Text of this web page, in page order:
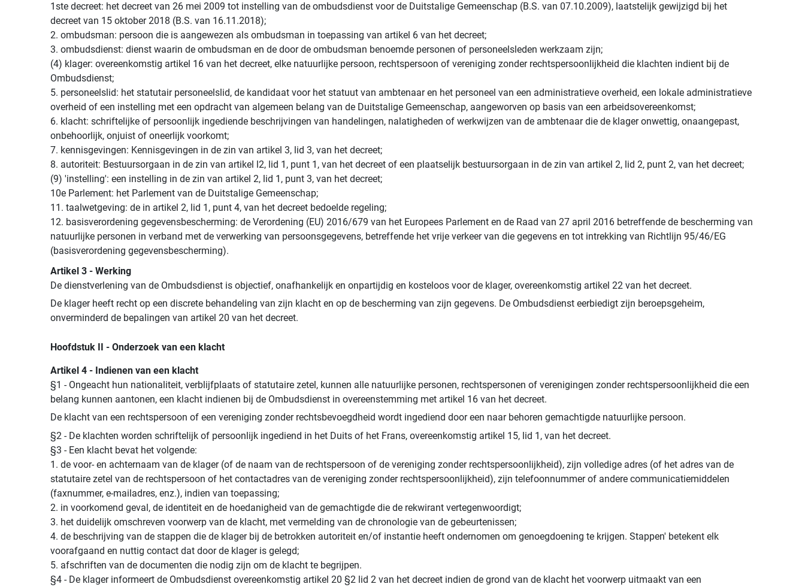
1ste decreet: het decreet van 26 mei 2009 tot instelling van de ombudsdienst voor de Duitstalige Gemeenschap (B.S. van 07.10.2009), laatstelijk gewijzigd bij het
decreet van 15 oktober 2018 (B.S. van 16.11.2018);
2. ombudsman: persoon die is aangewezen als ombudsman in toepassing van artikel 6 van het decreet;
3. ombudsdienst: dienst waarin de ombudsman en de door de ombudsman benoemde personen of personeelsleden werkzaam zijn;
(4) klager: overeenkomstig artikel 16 van het decreet, elke natuurlijke persoon, rechtspersoon of vereniging zonder rechtspersoonlijkheid die klachten indient bij de
Ombudsdienst;
5. personeelslid: het statutair personeelslid, de kandidaat voor het statuut van ambtenaar en het personeel van een administratieve overheid, een lokale administratieve
overheid of een instelling met een opdracht van algemeen belang van de Duitstalige Gemeenschap, aangeworven op basis van een arbeidsovereenkomst;
6. klacht: schriftelijke of persoonlijk ingediende beschrijvingen van handelingen, nalatigheden of werkwijzen van de ambtenaar die de klager onwettig, onaangepast,
onbehoorlijk, onjuist of oneerlijk voorkomt;
7. kennisgevingen: Kennisgevingen in de zin van artikel 3, lid 3, van het decreet;
8. autoriteit: Bestuursorgaan in de zin van artikel l2, lid 1, punt 1, van het decreet of een plaatselijk bestuursorgaan in de zin van artikel 2, lid 2, punt 2, van het decreet;
(9) 'instelling': een instelling in de zin van artikel 2, lid 1, punt 3, van het decreet;
10e Parlement: het Parlement van de Duitstalige Gemeenschap;
11. taalwetgeving: de in artikel 2, lid 1, punt 4, van het decreet bedoelde regeling;
12. basisverordening gegevensbescherming: de Verordening (EU) 2016/679 van het Europees Parlement en de Raad van 27 april 2016 betreffende de bescherming van
natuurlijke personen in verband met de verwerking van persoonsgegevens, betreffende het vrije verkeer van die gegevens en tot intrekking van Richtlijn 95/46/EG
(basisverordening gegevensbescherming).
Artikel 3 - Werking
De dienstverlening van de Ombudsdienst is objectief, onafhankelijk en onpartijdig en kosteloos voor de klager, overeenkomstig artikel 22 van het decreet.
De klager heeft recht op een discrete behandeling van zijn klacht en op de bescherming van zijn gegevens. De Ombudsdienst eerbiedigt zijn beroepsgeheim,
onverminderd de bepalingen van artikel 20 van het decreet.
Hoofdstuk II - Onderzoek van een klacht
Artikel 4 - Indienen van een klacht
§1 - Ongeacht hun nationaliteit, verblijfplaats of statutaire zetel, kunnen alle natuurlijke personen, rechtspersonen of verenigingen zonder rechtspersoonlijkheid die een
belang kunnen aantonen, een klacht indienen bij de Ombudsdienst in overeenstemming met artikel 16 van het decreet.
De klacht van een rechtspersoon of een vereniging zonder rechtsbevoegdheid wordt ingediend door een naar behoren gemachtigde natuurlijke persoon.
§2 - De klachten worden schriftelijk of persoonlijk ingediend in het Duits of het Frans, overeenkomstig artikel 15, lid 1, van het decreet.
§3 - Een klacht bevat het volgende:
1. de voor- en achternaam van de klager (of de naam van de rechtspersoon of de vereniging zonder rechtspersoonlijkheid), zijn volledige adres (of het adres van de
statutaire zetel van de rechtspersoon of het contactadres van de vereniging zonder rechtspersoonlijkheid), zijn telefoonnummer of andere communicatiemiddelen
(faxnummer, e-mailadres, enz.), indien van toepassing;
2. in voorkomend geval, de identiteit en de hoedanigheid van de gemachtigde die de rekwirant vertegenwoordigt;
3. het duidelijk omschreven voorwerp van de klacht, met vermelding van de chronologie van de gebeurtenissen;
4. de beschrijving van de stappen die de klager bij de betrokken autoriteit en/of instantie heeft ondernomen om genoegdoening te krijgen. Stappen' betekent elk
voorafgaand en nuttig contact dat door de klager is gelegd;
5. afschriften van de documenten die nodig zijn om de klacht te begrijpen.
§4 - De klager informeert de Ombudsdienst overeenkomstig artikel 20 §2 lid 2 van het decreet indien de grond van de klacht het voorwerp uitmaakt van een